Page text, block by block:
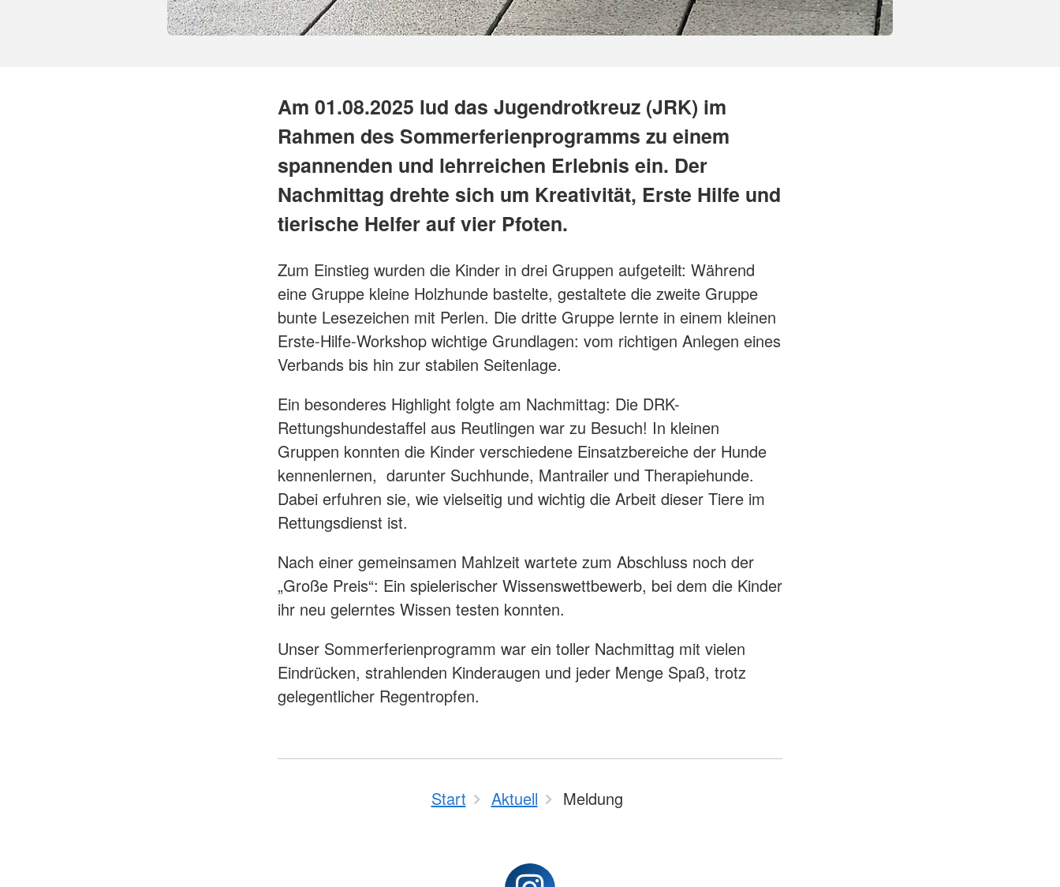
Am 01.08.2025 lud das Jugendrotkreuz (JRK) im
Rahmen des Sommerferienprogramms zu einem
spannenden und lehrreichen Erlebnis ein. Der
Nachmittag drehte sich um Kreativität, Erste Hilfe und
tierische Helfer auf vier Pfoten.
Zum Einstieg wurden die Kinder in drei Gruppen aufgeteilt: Während
eine Gruppe kleine Holzhunde bastelte, gestaltete die zweite Gruppe
bunte Lesezeichen mit Perlen. Die dritte Gruppe lernte in einem kleinen
Erste-Hilfe-Workshop wichtige Grundlagen: vom richtigen Anlegen eines
Verbands bis hin zur stabilen Seitenlage.
Ein besonderes Highlight folgte am Nachmittag: Die DRK-
Rettungshundestaffel aus Reutlingen war zu Besuch! In kleinen
Gruppen konnten die Kinder verschiedene Einsatzbereiche der Hunde
kennenlernen, darunter Suchhunde, Mantrailer und Therapiehunde.
Dabei erfuhren sie, wie vielseitig und wichtig die Arbeit dieser Tiere im
Rettungsdienst ist.
Nach einer gemeinsamen Mahlzeit wartete zum Abschluss noch der
„Große Preis“: Ein spielerischer Wissenswettbewerb, bei dem die Kinder
ihr neu gelerntes Wissen testen konnten.
Unser Sommerferienprogramm war ein toller Nachmittag mit vielen
Eindrücken, strahlenden Kinderaugen und jeder Menge Spaß, trotz
gelegentlicher Regentropfen.
Start Aktuell Meldung